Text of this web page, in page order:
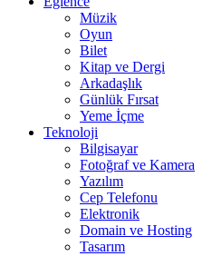
Müzik
Oyun
Bilet
Kitap ve Dergi
Arkadaşlık
Günlük Fırsat
Yeme İçme
Teknoloji
Bilgisayar
Fotoğraf ve Kamera
Yazılım
Cep Telefonu
Elektronik
Domain ve Hosting
Tasarım